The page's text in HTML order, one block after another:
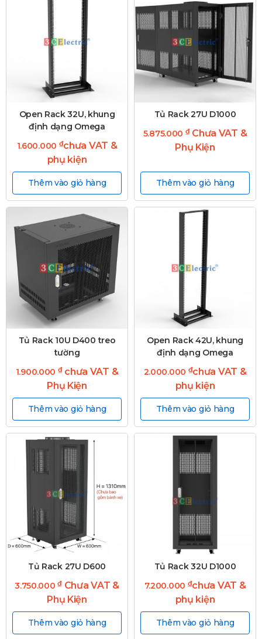
Open Rack 32U, khung
định dạng Omega
1.600.000 ₫chưa VAT &
phụ kiện
Thêm vào giỏ hàng
Tủ Rack 27U D1000
5.875.000 ₫Chưa VAT &
Phụ Kiện
Thêm vào giỏ hàng
Tủ Rack 10U D400 treo
tường
1.900.000 ₫chưa VAT &
Phụ Kiện
Thêm vào giỏ hàng
Open Rack 42U, khung
định dạng Omega
2.000.000 ₫chưa VAT &
phụ kiện
Thêm vào giỏ hàng
Tủ Rack 27U D600
3.750.000₫ Chưa VAT &
Phụ Kiện
Thêm vào giỏ hàng
Tủ Rack 32U D1000
7.200.000 ₫chưa VAT &
phụ kiện
Thêm vào giỏ hàng